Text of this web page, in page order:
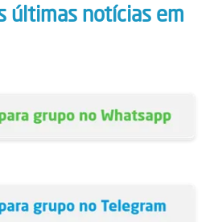
últimas notícias em